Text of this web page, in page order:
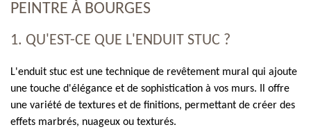
PEINTRE À BOURGES
1. QU'EST-CE QUE L'ENDUIT STUC ?
L'enduit stuc est une technique de revêtement mural qui ajoute
une touche d'élégance et de sophistication à vos murs. Il offre
une variété de textures et de finitions, permettant de créer des
effets marbrés, nuageux ou texturés.